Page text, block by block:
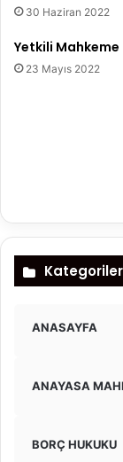
30 Haziran 2022
Yetkili
23 Mayıs 2022
Kategoriler
ANASAYFA
ANAYASA
BORÇ HUKUKU